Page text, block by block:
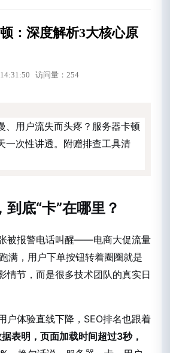
：深度解析3大核心原
访问量：254
、用户流失而头疼？服务器卡顿
一次性讲透。附赠排查工具清
底“卡”在哪里？
被报警电话叫醒——电商大促流量
满，用户下单按钮转着圈圈就是
情节，而是很多技术团队的真实日
户体验直线下降，SEO排名也跟着
表明，页面加载时间超过3秒，